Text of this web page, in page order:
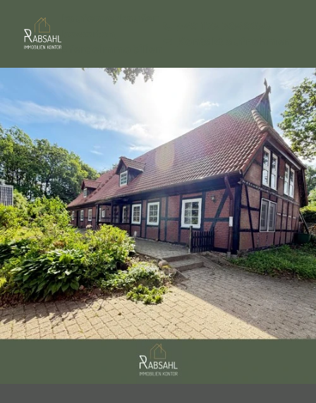
Pferdeimmobilien